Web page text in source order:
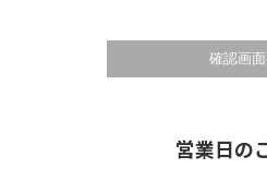
注文内容や配送方法などの連絡や
の提供、当社のサービス改善、お
上記以外の目的で利用する場合に
く際に予め目的を明示いたします
営業日の